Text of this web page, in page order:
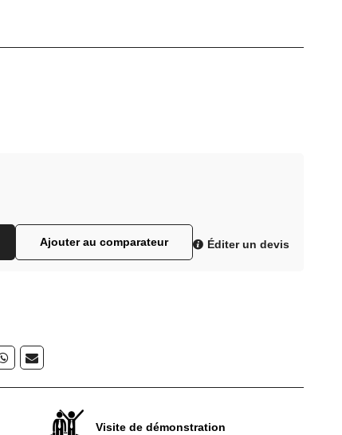
Ajouter au comparateur Éditer un devis
Visite de démonstration